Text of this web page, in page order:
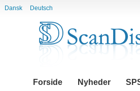
Dansk Deutsch
Navigation
Forside Nyheder